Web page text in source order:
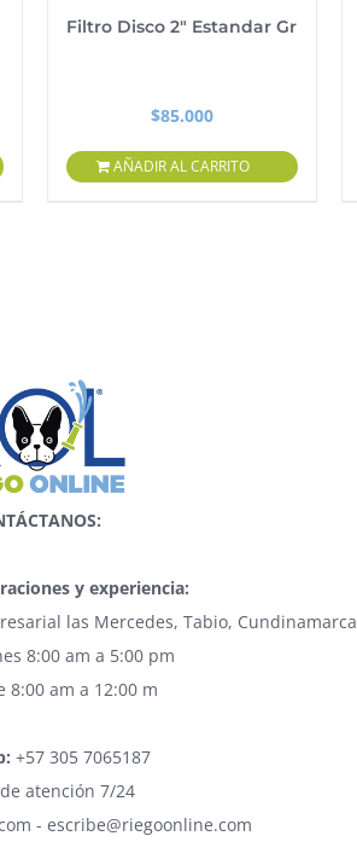
Filtro Disco 2″ Estandar Gr
$85.000
AÑADIR AL CARRITO
y experiencia:
las Mercedes, Tabio, Cundinamarca
8:00 am a 5:00 pm
8:00 am a 12:00 m
+57 305 7065187
atención 7/24
- escribe@riegoonline.com